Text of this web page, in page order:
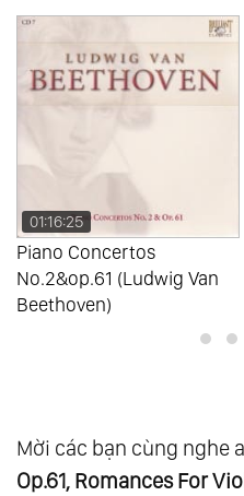
99.Fidelio (Act 1) - W.
100.
Fidelio (Act 2) -
01:16:25
Piano Concertos
No.2&op.61 (Ludwig Van
Beethoven)
Mời các bạn cùng nghe
Op.61, Romances For